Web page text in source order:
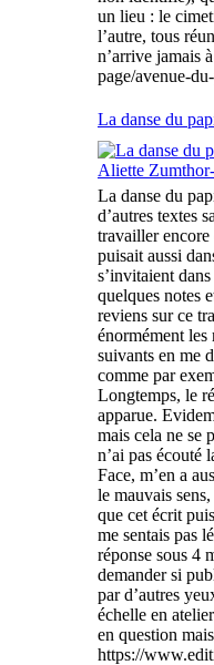
un lieu : le
l’autre, tous
n’arrive jamais
page/avenue-
La danse du
La danse du
d’autres textes
travailler encore
puisait aussi
s’invitaient
quelques notes
reviens sur ce
énormément
suivants en me
comme par
Longtemps, le
apparue.
mais cela ne se
n’ai pas écouté
Face, m’en a
le mauvais
que cet écrit
me sentais pas
réponse sous 4
demander si
par d’autres
échelle en
en question
https://